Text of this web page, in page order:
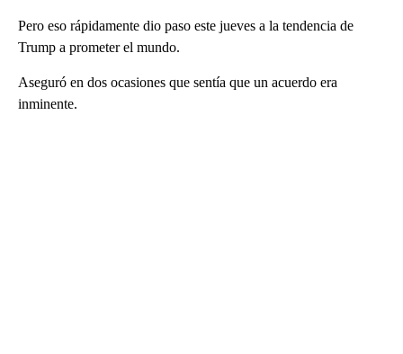
Pero eso rápidamente dio paso este jueves a la tendencia de
Trump a prometer el mundo.
Aseguró en dos ocasiones que sentía que un acuerdo era
inminente.